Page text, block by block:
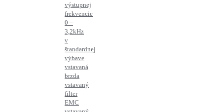
výstupnej
frekvencie
0 –
3,2kHz
v
štandardnej
výbave
vstavaná
brzda
vstavaný
filter
EMC